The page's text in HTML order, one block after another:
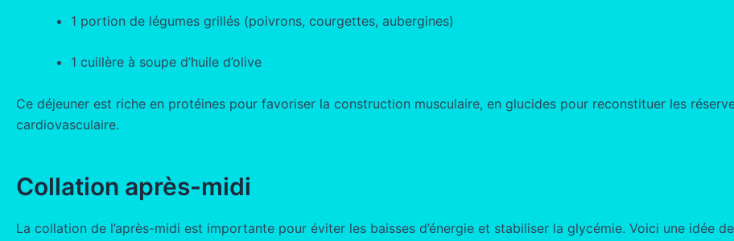
1 portion de légumes grillés (poivrons, courgettes, aubergines)
1 cuillère à soupe d’huile d’olive
Ce déjeuner est riche en protéines pour favoriser la construction musculaire, en glucides pour reconstituer les
cardiovasculaire.
Collation après-midi
La collation de l’après-midi est importante pour éviter les baisses d’énergie et stabiliser la glycémie. Voici une idée